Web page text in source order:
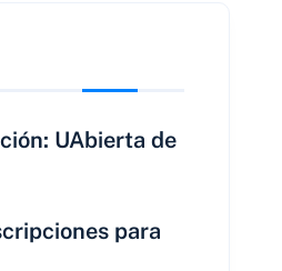
UAbierta de
para